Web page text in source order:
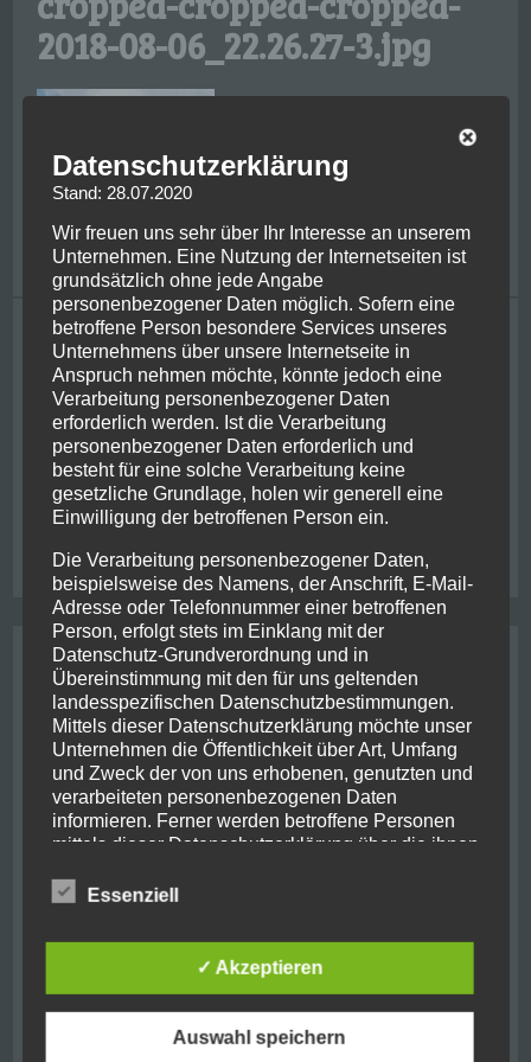
2018-08-06_22.26.27-3.jpg
Tagging
achental adrenaline bayern bike centre of nz chernobyl chiemgau
christchurch classic flight ferry franzjosef friends
helicopter hiking irish jetboat jurassic park
kaikoura
kawarau river kiwilake wanaka metlife milford sounds
nelson new yorknewzealand pancake rocks
penguin picton powerplant punakaiki queenstown
wanakawest coast whale
Archive
August 2021(2)
Oktober 2019(10)
Juni 2019(1)
September 2018
November 2017(11)
Datenschutzerklärung
Stand: 28.07.2020
Wir freuen uns sehr über Ihr Interesse an unserem
Unternehmen. Eine Nutzung der Internetseiten ist
grundsätzlich ohne jede Angabe
personenbezogener Daten möglich. Sofern eine
betroffene Person besondere Services unseres
Unternehmens über unsere Internetseite in
Anspruch nehmen möchte, könnte jedoch eine
Verarbeitung personenbezogener Daten
erforderlich werden. Ist die Verarbeitung
personenbezogener Daten erforderlich und
besteht für eine solche Verarbeitung keine
gesetzliche Grundlage, holen wir generell eine
Einwilligung der betroffenen Person ein.
Die Verarbeitung personenbezogener Daten,
beispielsweise des Namens, der Anschrift, E-Mail-
Adresse oder Telefonnummer einer betroffenen
Person, erfolgt stets im Einklang mit der
Datenschutz-Grundverordnung und in
Übereinstimmung mit den für uns geltenden
landesspezifischen Datenschutzbestimmungen.
Mittels dieser Datenschutzerklärung möchte unser
Unternehmen die Öffentlichkeit über Art, Umfang
und Zweck der von uns erhobenen, genutzten und
verarbeiteten personenbezogenen Daten
informieren. Ferner werden betroffene Personen
mittels dieser Datenschutzerklärung über die ihnen
Maßnahmen umgesetzt, um einen möglichst
lückenlosen Schutz der über diese Internetseite
sicherzustellen. Dennoch können Internetbasierte
Datenübertragungen grundsätzlich
Essenziell
✓ Akzeptieren
Auswahl speichern